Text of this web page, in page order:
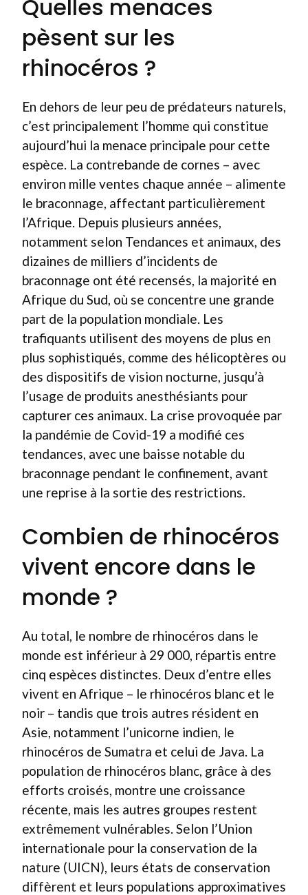
Quelles menaces
pèsent sur les
rhinocéros ?
En dehors de leur peu de prédateurs naturels,
c’est principalement l’homme qui constitue
aujourd’hui la menace principale pour cette
espèce. La contrebande de cornes – avec
environ mille ventes chaque année – alimente
le braconnage, affectant particulièrement
l’Afrique. Depuis plusieurs années,
notamment selon Tendances et animaux, des
dizaines de milliers d’incidents de
braconnage ont été recensés, la majorité en
Afrique du Sud, où se concentre une grande
part de la population mondiale. Les
trafiquants utilisent des moyens de plus en
plus sophistiqués, comme des hélicoptères ou
des dispositifs de vision nocturne, jusqu’à
l’usage de produits anesthésiants pour
capturer ces animaux. La crise provoquée par
la pandémie de Covid-19 a modifié ces
tendances, avec une baisse notable du
braconnage pendant le confinement, avant
une reprise à la sortie des restrictions.
Combien de rhinocéros
vivent encore dans le
monde ?
Au total, le nombre de rhinocéros dans le
monde est inférieur à 29 000, répartis entre
cinq espèces distinctes. Deux d’entre elles
vivent en Afrique – le rhinocéros blanc et le
noir – tandis que trois autres résident en
Asie, notamment l’unicorne indien, le
rhinocéros de Sumatra et celui de Java. La
population de rhinocéros blanc, grâce à des
efforts croisés, montre une croissance
récente, mais les autres groupes restent
extrêmement vulnérables. Selon l’Union
internationale pour la conservation de la
nature (UICN), leurs états de conservation
diffèrent et leurs populations approximatives